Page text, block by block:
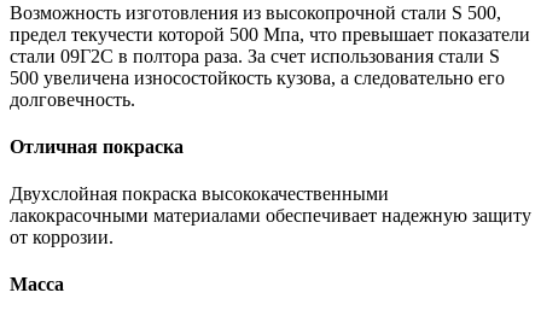
Возможность изготовления из высокопрочной стали S 500,
предел текучести которой 500 Мпа, что превышает показатели
стали 09Г2С в полтора раза. За счет использования стали S
500 увеличена износостойкость кузова, а следовательно его
долговечность.
Отличная покраска
Двухслойная покраска высококачественными
лакокрасочными материалами обеспечивает надежную защиту
от коррозии.
Масса